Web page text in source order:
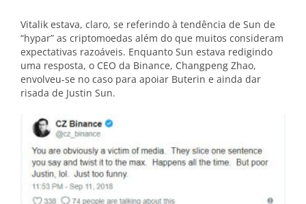
Vitalik estava, claro, se referindo à tendência de Sun de
“hypar” as criptomoedas além do que muitos consideram
expectativas razoáveis. Enquanto Sun estava redigindo
uma resposta, o CEO da Binance, Changpeng Zhao,
envolveu-se no caso para apoiar Buterin e ainda dar
risada de Justin Sun.